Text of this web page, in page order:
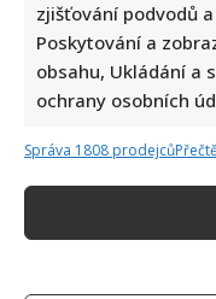
zjišťování podvodů
Poskytování a
obsahu, Ukládání a
ochrany osobních
Správa 1808 prodejců